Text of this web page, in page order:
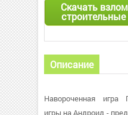
Скачать
Описание
Навороченная игра
игры на Андроид -